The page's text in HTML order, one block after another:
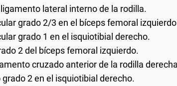
lateral interno de la rodilla.
grado 2/3 en el bíceps femoral izquierdo
grado 1 en el isquiotibial derecho.
2 del bíceps femoral izquierdo.
cruzado anterior de la rodilla
grado 2 en el isquiotibial derecho.